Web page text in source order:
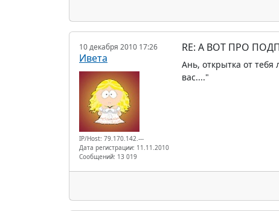
10 декабря 2010 17:26
Ивета
IP/Host: 79.170.142.---
Дата регистрации: 11.11.2010
Сообщений: 13 019
RE: А ВОТ ПРО
Ань, открытка от
вас...."